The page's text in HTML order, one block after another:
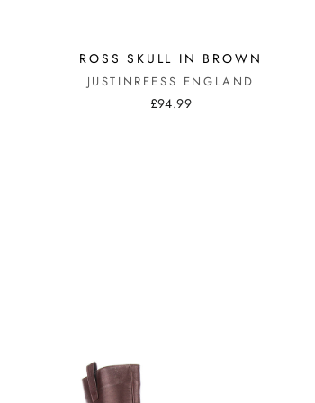
ROSS SKULL IN BROWN
JUSTINREESS ENGLAND
£94.99